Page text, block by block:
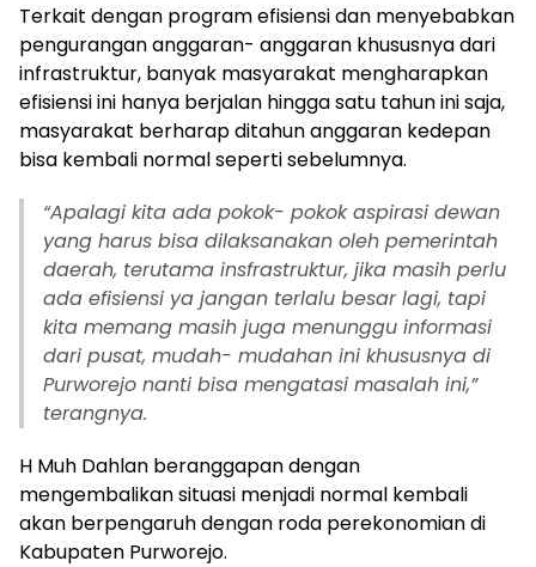
Terkait dengan program efisiensi dan menyebabkan
pengurangan anggaran- anggaran khususnya dari
infrastruktur, banyak masyarakat mengharapkan
efisiensi ini hanya berjalan hingga satu tahun ini saja,
masyarakat berharap ditahun anggaran kedepan
bisa kembali normal seperti sebelumnya.
“Apalagi kita ada pokok- pokok aspirasi dewan
yang harus bisa dilaksanakan oleh pemerintah
daerah, terutama insfrastruktur, jika masih perlu
ada efisiensi ya jangan terlalu besar lagi, tapi
kita memang masih juga menunggu informasi
dari pusat, mudah- mudahan ini khususnya di
Purworejo nanti bisa mengatasi masalah ini,”
terangnya.
H Muh Dahlan beranggapan dengan
mengembalikan situasi menjadi normal kembali
akan berpengaruh dengan roda perekonomian di
Kabupaten Purworejo.